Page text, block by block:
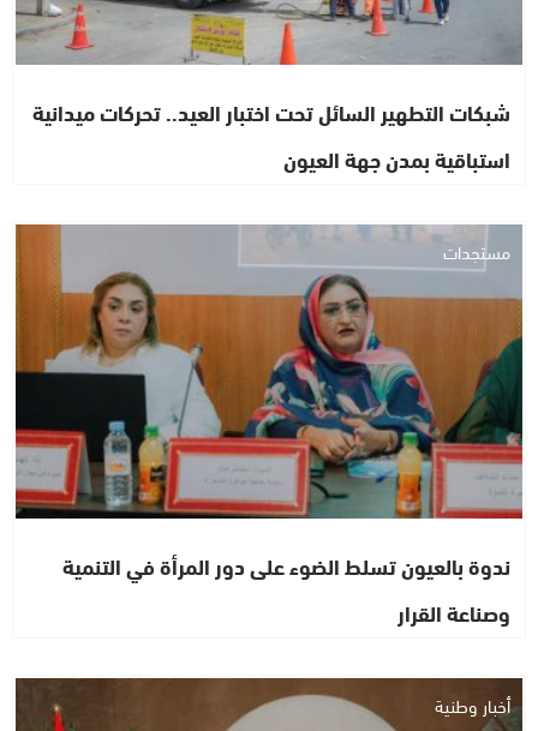
شبكات التطهير السائل تحت اختبار العيد.. تحركات ميدانية
استباقية بمدن جهة العيون
مستجدات
ندوة بالعيون تسلط الضوء على دور المرأة في التنمية
وصناعة القرار
أخبار وطنية